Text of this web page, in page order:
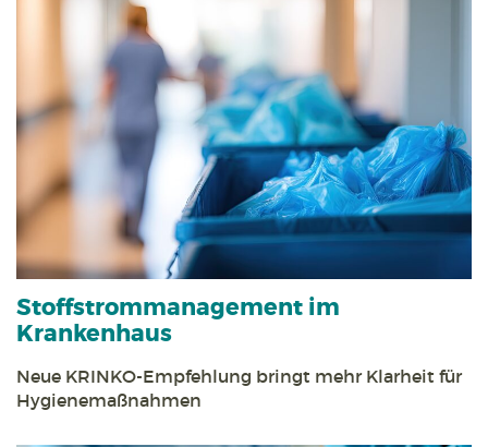
Stoff­strom­management im
Krankenhaus
Neue KRINKO-Empfehlung bringt mehr Klarheit für
Hygienemaßnahmen